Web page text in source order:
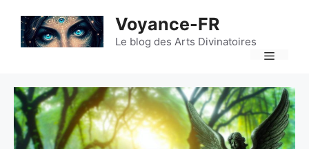
contenu
Voyance-FR
Le blog des Arts Divinatoires